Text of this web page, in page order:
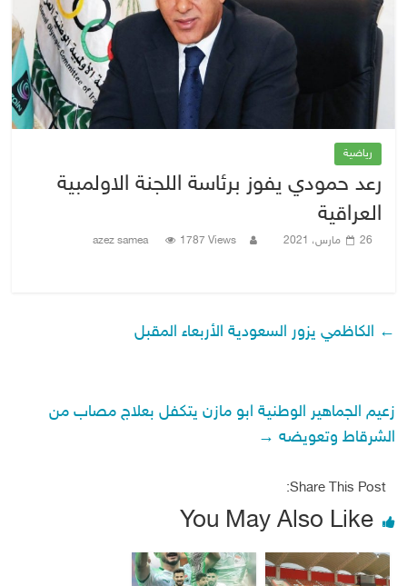
رياضية
رعد حمودي يفوز برئاسة اللجنة الاولمبية
العراقية
26 مارس، 2021 azez samea 1787 Views
← الكاظمي يزور السعودية الأربعاء المقبل
زعيم الجماهير الوطنية ابو مازن يتكفل بعلاج مصاب من
الشرقاط وتعويضه →
Share This Post:
You May Also Like